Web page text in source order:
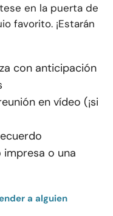
en la puerta de
favorito. ¡Estarán
con anticipación
en vídeo (¡si
o una
a alguien